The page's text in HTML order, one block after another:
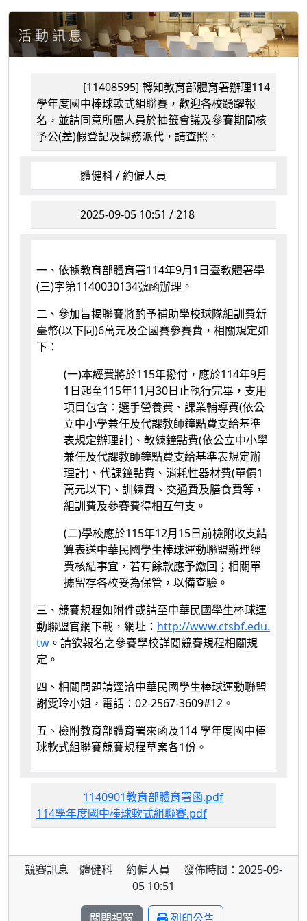
[11408595] 轉知教育部體育署辦理114
學年度國中棒球軟式組聯賽，歡迎各校踴躍報
名，並請同意所屬人員於抽籤會議及參賽期間核
予公(差)假登記及課務派代，請查照。
體健科 / 約僱人員
2025-09-05 10:51 / 218
一、依據教育部體育署114年9月1日臺教體署學
(三)字第1140030134號函辦理。
二、參加旨揭聯賽將酌予補助學校球隊組訓費新
臺幣(以下同)6萬元及全國賽參賽費，相關規定如
下：
(一)本經費將於115年撥付，應於114年9月
1日起至115年11月30日止執行完畢，支用
項目包含：選手營養費、課業輔導費(依公
立中小學兼任及代課教師鐘點費支給基準
表規定辦理計)、教練鐘點費(依公立中小學
兼任及代課教師鐘點費支給基準表規定辦
理計)、代課鐘點費、消耗性器材費(單價1
萬元以下)、訓練費、交通費及膳食費等，
組訓費及參賽費得相互勻支。
(二)學校應於115年12月15日前檢附收支結
算表送中華民國學生棒球運動聯盟辦理經
費核結事宜，若有餘款應予繳回；相關單
據留存各校妥為保管，以備查驗。
三、競賽規程如附件或請至中華民國學生棒球運
動聯盟官網下載，網址： http://www.ctsbf.edu.
tw 。請欲報名之參賽學校詳閱競賽規程相關規
定。
四、相關問題請逕洽中華民國學生棒球運動聯盟
謝雯玲小姐，電話：02-2567-3609#12。
五、檢附教育部體育署來函及114 學年度國中棒
球軟式組聯賽競賽規程草案各1份。
1140901教育部體育署函.pdf
114學年度國中棒球軟式組聯賽.pdf
競賽訊息 體健科 約僱人員 發佈時間：2025-09-
05 10:51